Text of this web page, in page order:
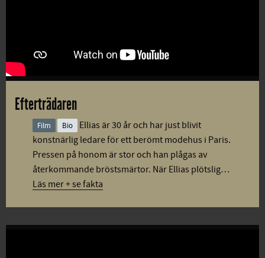
Efterträdaren
Film Bio
Ellias är 30 år och har just blivit
konstnärlig ledare för ett berömt modehus i Paris.
Pressen på honom är stor och han plågas av
återkommande bröstsmärtor. När Ellias plötslig…
Läs mer + se fakta